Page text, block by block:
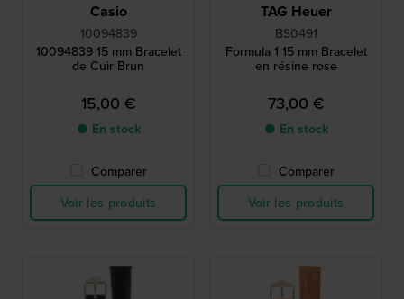
Casio
10094839
10094839 15 mm Bracelet
de Cuir Brun
15,00 €
● En stock
Comparer
Voir les produits
TAG Heuer
BS0491
Formula 1 15 mm Bracelet
en résine rose
73,00 €
● En stock
Comparer
Voir les produits